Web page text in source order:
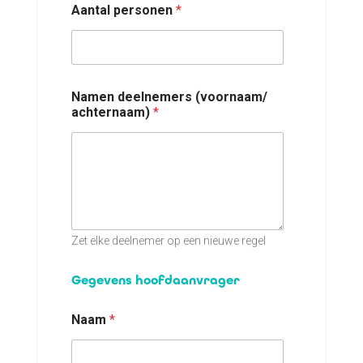
Aantal personen *
Namen deelnemers (voornaam/
achternaam) *
Zet elke deelnemer op een nieuwe regel
Gegevens hoofdaanvrager
Naam *